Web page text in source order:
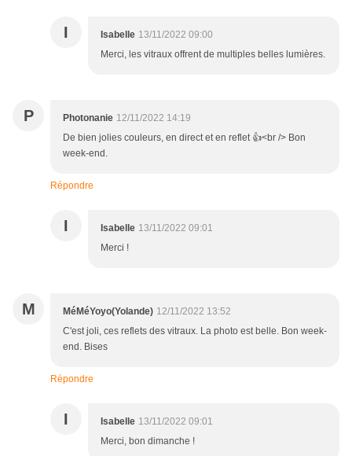
I Isabelle 13/11/2022 09:00
Merci, les vitraux offrent de multiples belles lumières.
P Photonanie 12/11/2022 14:19
De bien jolies couleurs, en direct et en reflet 👍<br /> Bon
week-end.
Répondre
I Isabelle 13/11/2022 09:01
Merci !
M MéMéYoyo(Yolande) 12/11/2022 13:52
C'est joli, ces reflets des vitraux. La photo est belle. Bon week-
end. Bises
Répondre
I Isabelle 13/11/2022 09:01
Merci, bon dimanche !